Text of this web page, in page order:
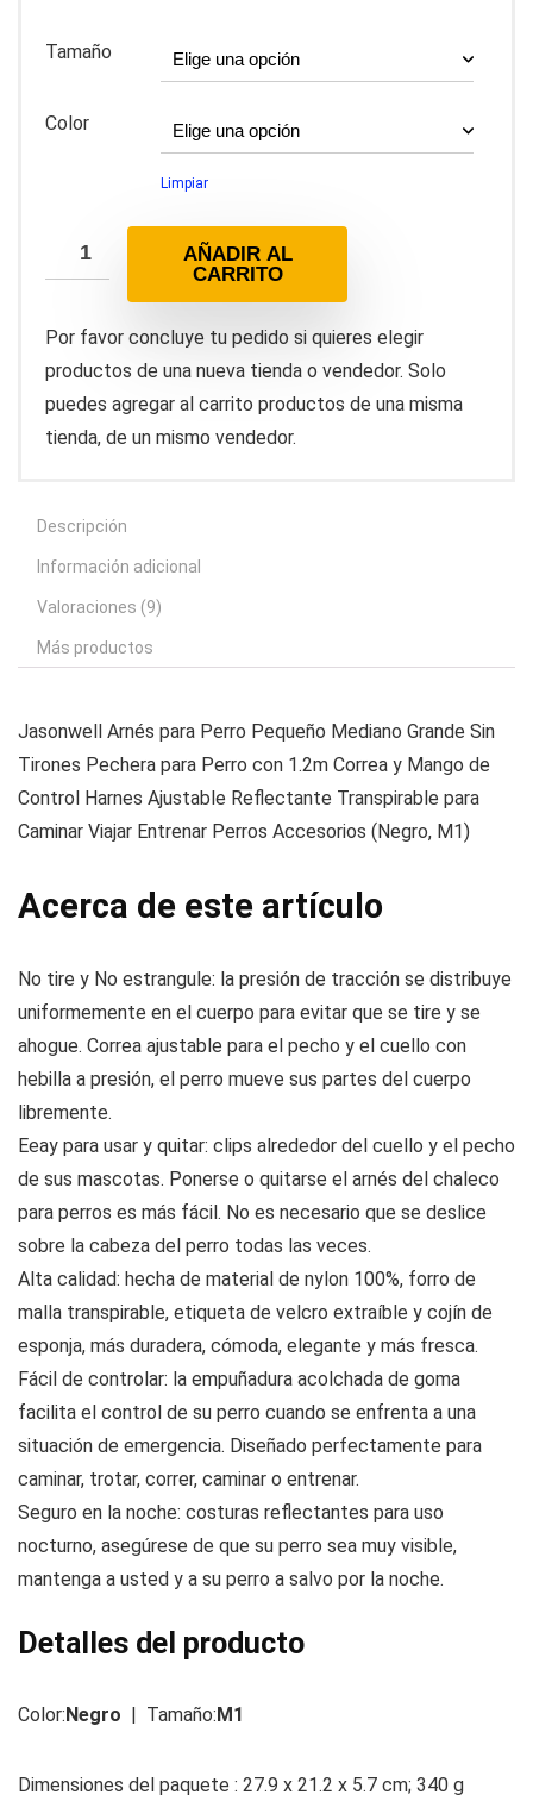
Tamaño
Color
Limpiar
AÑADIR AL
CARRITO
Por favor concluye tu pedido si quieres elegir
productos de una nueva tienda o vendedor. Solo
puedes agregar al carrito productos de una misma
tienda, de un mismo vendedor.
Descripción
Información adicional
Valoraciones (9)
Más productos
Jasonwell Arnés para Perro Pequeño Mediano Grande Sin
Tirones Pechera para Perro con 1.2m Correa y Mango de
Control Harnes Ajustable Reflectante Transpirable para
Caminar Viajar Entrenar Perros Accesorios (Negro, M1)
Acerca de este artículo
No tire y No estrangule: la presión de tracción se distribuye
uniformemente en el cuerpo para evitar que se tire y se
ahogue. Correa ajustable para el pecho y el cuello con
hebilla a presión, el perro mueve sus partes del cuerpo
libremente.
Eeay para usar y quitar: clips alrededor del cuello y el pecho
de sus mascotas. Ponerse o quitarse el arnés del chaleco
para perros es más fácil. No es necesario que se deslice
sobre la cabeza del perro todas las veces.
Alta calidad: hecha de material de nylon 100%, forro de
malla transpirable, etiqueta de velcro extraíble y cojín de
esponja, más duradera, cómoda, elegante y más fresca.
Fácil de controlar: la empuñadura acolchada de goma
facilita el control de su perro cuando se enfrenta a una
situación de emergencia. Diseñado perfectamente para
caminar, trotar, correr, caminar o entrenar.
Seguro en la noche: costuras reflectantes para uso
nocturno, asegúrese de que su perro sea muy visible,
mantenga a usted y a su perro a salvo por la noche.
Detalles del producto
Color: Negro | Tamaño: M1
Dimensiones del paquete : 27.9 x 21.2 x 5.7 cm; 340 g